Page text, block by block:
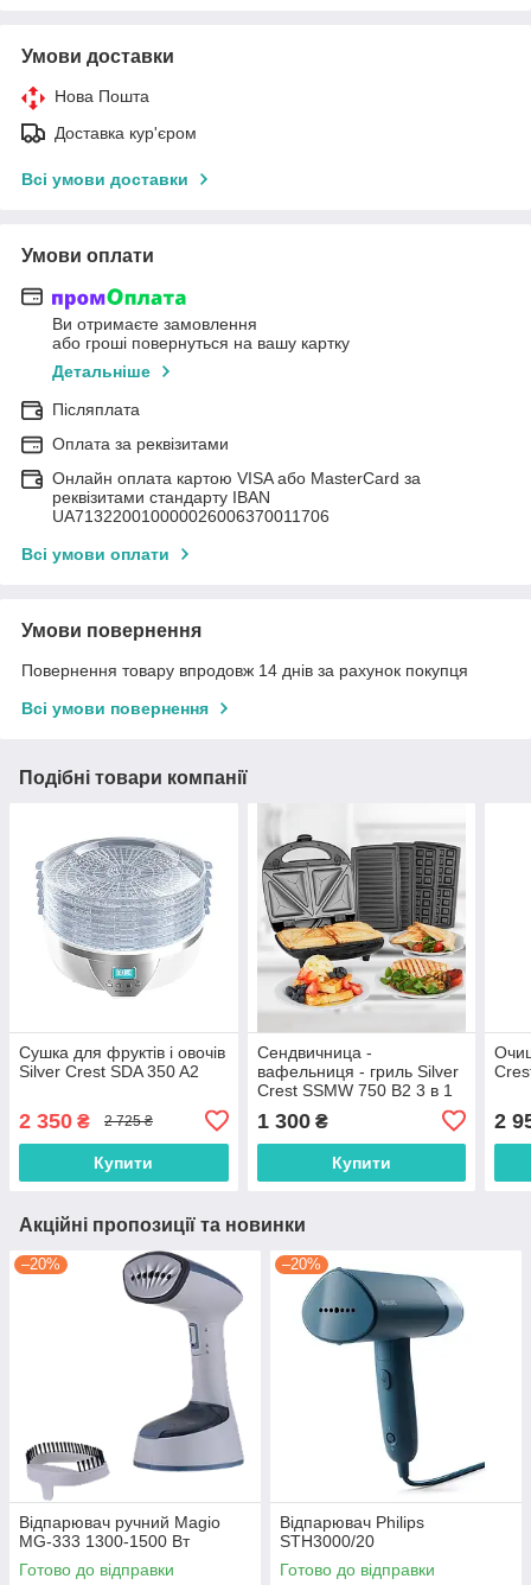
Умови доставки
Нова Пошта
Доставка кур'єром
Всі умови доставки
Умови оплати
Ви отримаєте замовлення
або гроші повернуться на вашу картку
Детальніше
Післяплата
Оплата за реквізитами
Онлайн оплата картою VISA або MasterCard за
реквізитами стандарту IBAN
UA713220010000026006370011706
Всі умови оплати
Умови повернення
Повернення товару впродовж 14 днів за рахунок покупця
Всі умови повернення
Подібні товари компанії
Сушка для фруктів і овочів
Silver Crest SDA 350 A2
2 350 ₴ 2 725 ₴
Купити
Сендвичница -
вафельниця - гриль Silver
Crest SSMW 750 B2 3 в 1
1 300₴
Купити
2
Акційні пропозиції та новинки
–20%
Відпарювач ручний Magio
MG-333 1300-1500 Вт
Готово до відправки
–20%
Відпарювач Philips
STH3000/20
Готово до відправки